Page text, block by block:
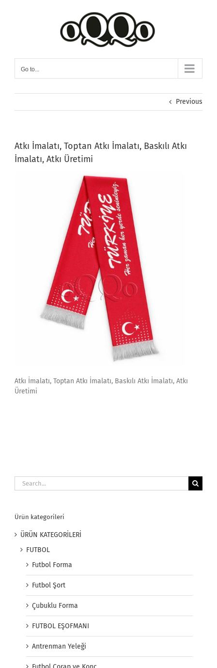
Go to...
Previous
Atkı İmalatı, Toptan Atkı İmalatı, Baskılı Atkı
İmalatı, Atkı Üretimi
Atkı İmalatı, Toptan Atkı İmalatı, Baskılı Atkı İmalatı, Atkı
Üretimi
Search
for:
Ürün kategorileri
ÜRÜN KATEGORİLERİ
FUTBOL
Futbol Forma
Futbol Şort
Çubuklu Forma
FUTBOL EŞOFMANI
Antrenman Yeleği